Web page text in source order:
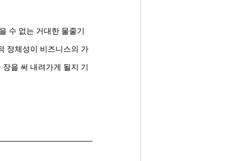
수 없는 거대한 물줄기
정체성이 비즈니스의 가
을 써 내려가게 될지 기